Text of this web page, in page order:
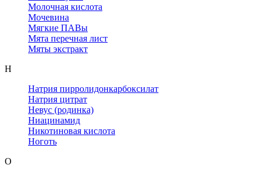
Молочная кислота
Мочевина
Мягкие ПАВы
Мята перечная лист
Мяты экстракт
Н
Натрия пирролидонкарбоксилат
Натрия цитрат
Невус (родинка)
Ниацинамид
Никотиновая кислота
Ноготь
О